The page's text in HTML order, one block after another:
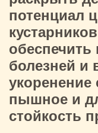
потенциал
обеспечить
болезней и
укоренение
пышное и
стойкость